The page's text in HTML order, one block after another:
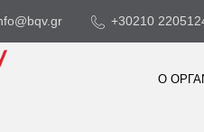
+30210
Ο